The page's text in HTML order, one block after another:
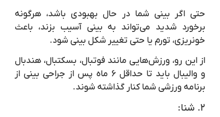
حتی اگر بینی شما در حال بهبودی باشد، هرگونه
برخورد شدید می‌تواند به بینی آسیب بزند، باعث
خونریزی، تورم یا حتی تغییر شکل بینی شود.
از این رو، ورزش‌هایی مانند فوتبال، بسکتبال، هندبال
و والیبال
باید تا حداقل ۶ ماه پس از جراحی بینی از
برنامه ورزشی شما کنار گذاشته شوند.
۲. شنا: